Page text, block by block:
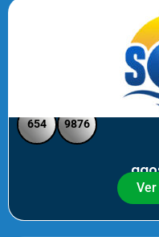
SXM
654 9876